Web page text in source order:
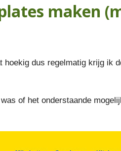
maken
hoekig dus regelmatig krijg ik
of het onderstaande